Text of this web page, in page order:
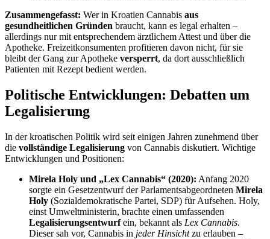
Zusammengefasst: Wer in Kroatien Cannabis aus
gesundheitlichen Gründen braucht, kann es legal erhalten –
allerdings nur mit entsprechendem ärztlichem Attest und über die
Apotheke. Freizeitkonsumenten profitieren davon nicht, für sie
bleibt der Gang zur Apotheke versperrt, da dort ausschließlich
Patienten mit Rezept bedient werden.
Politische Entwicklungen: Debatten um
Legalisierung
In der kroatischen Politik wird seit einigen Jahren zunehmend über
die vollständige Legalisierung von Cannabis diskutiert. Wichtige
Entwicklungen und Positionen:
Mirela Holy und „Lex Cannabis“ (2020): Anfang 2020
sorgte ein Gesetzentwurf der Parlamentsabgeordneten Mirela
Holy (Sozialdemokratische Partei, SDP) für Aufsehen. Holy,
einst Umweltministerin, brachte einen umfassenden
Legalisierungsentwurfein, bekannt als Lex Cannabis.
Dieser sah vor, Cannabis in jeder Hinsichtzu erlauben –